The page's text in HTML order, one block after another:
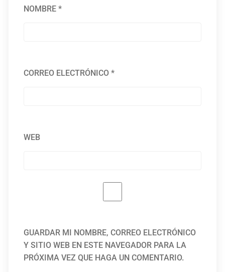
NOMBRE*
CORREO ELECTRÓNICO*
WEB
GUARDAR MI NOMBRE, CORREO ELECTRÓNICO
Y SITIO WEB EN ESTE NAVEGADOR PARA LA
PRÓXIMA VEZ QUE HAGA UN COMENTARIO.